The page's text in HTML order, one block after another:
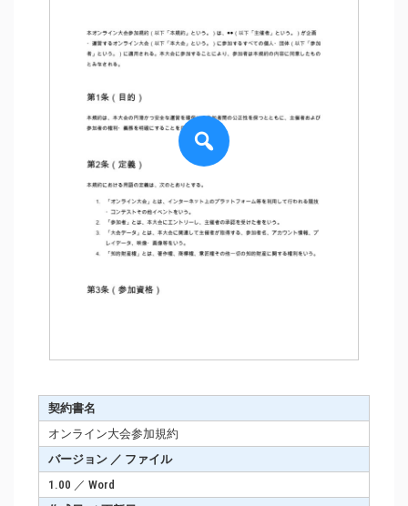
契約書名
オンライン大会参加規約
バージョン ／ ファイル
1.00 ／ Word